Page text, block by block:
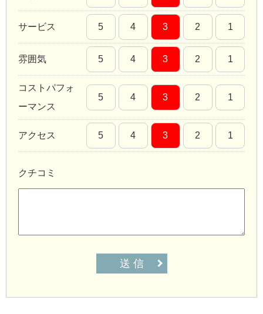
サービス 5 4 3 2 1
雰囲気 5 4 3 2 1
コストパフォ
ーマンス
5 4 3 2 1
アクセス 5 4 3 2 1
クチコミ
送 信